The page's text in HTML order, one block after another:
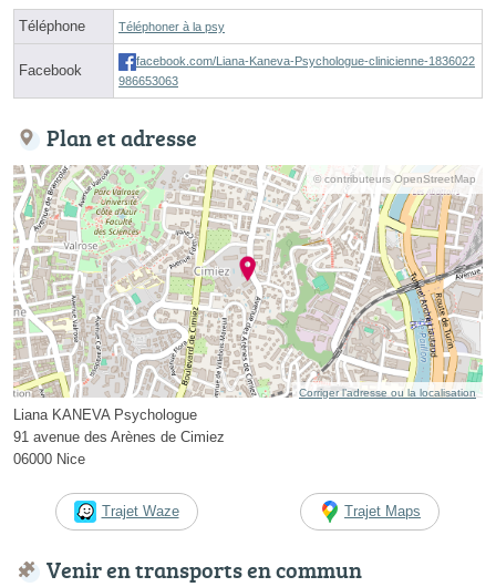
Téléphone Téléphoner à la psy
Facebook
facebook.com/Liana-Kaneva-Psychologue-clinicienne-1836022
986653063
Plan et adresse
© contributeurs OpenStreetMap
Corriger l’adresse ou la localisation
Liana KANEVA Psychologue
91 avenue des Arènes de Cimiez
06000 Nice
Trajet Waze Trajet Maps
Venir en transports en commun